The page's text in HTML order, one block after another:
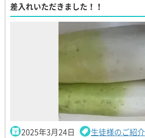
差入れいただきました！！
2025年3月24日 生徒様のご紹介